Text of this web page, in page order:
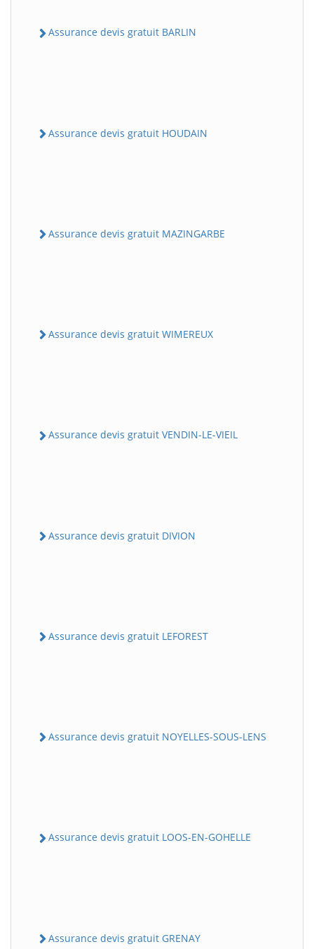
Assurance devis gratuit BARLIN
Assurance devis gratuit HOUDAIN
Assurance devis gratuit MAZINGARBE
Assurance devis gratuit WIMEREUX
Assurance devis gratuit VENDIN-LE-VIEIL
Assurance devis gratuit DIVION
Assurance devis gratuit LEFOREST
Assurance devis gratuit NOYELLES-SOUS-LENS
Assurance devis gratuit LOOS-EN-GOHELLE
Assurance devis gratuit GRENAY